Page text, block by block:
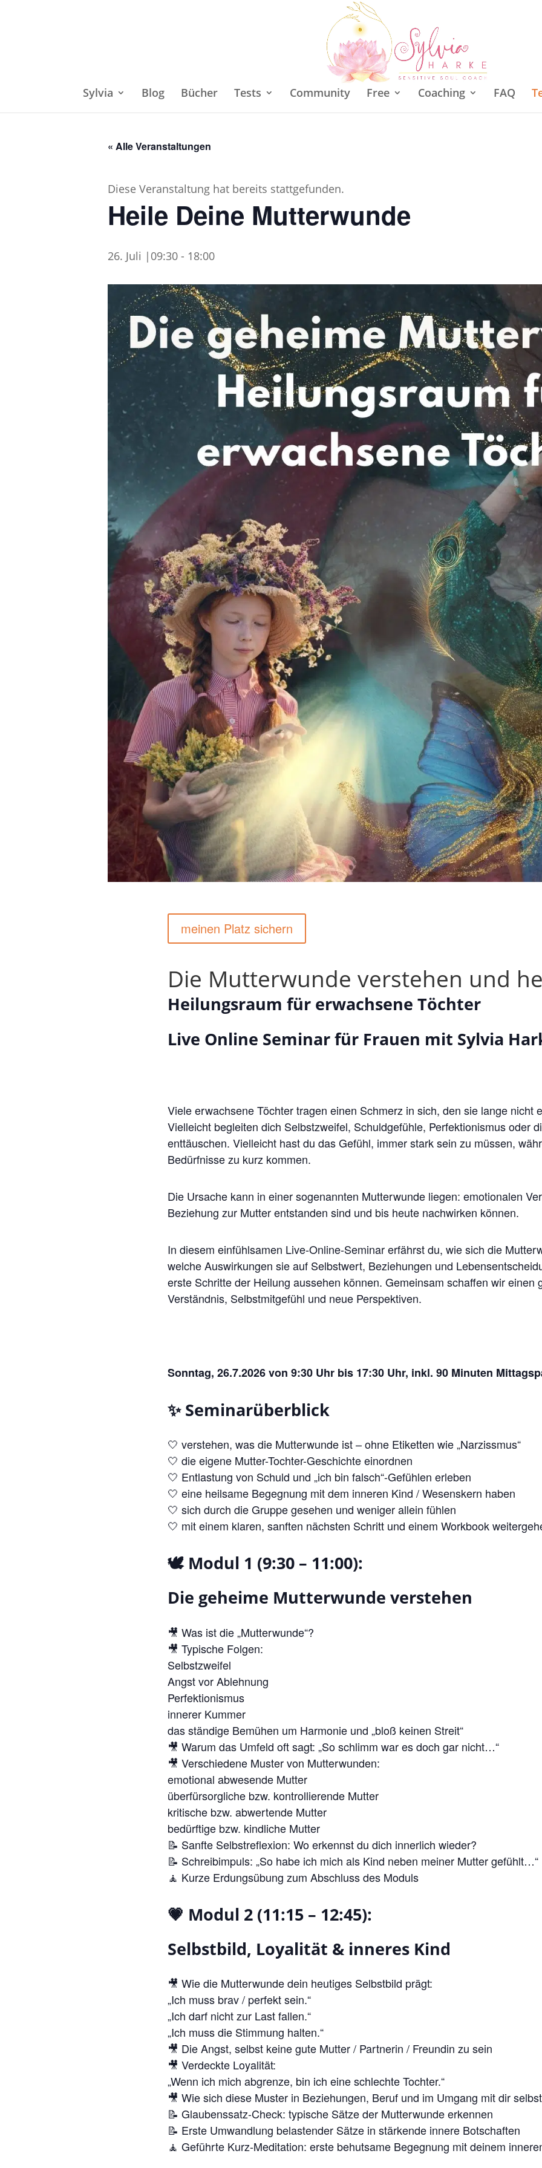
Sylvia Blog Bücher Tests Community Free Coaching FAQ
« Alle Veranstaltungen
Diese Veranstaltung hat bereits stattgefunden.
Heile Deine Mutterwunde
26. Juli |09:30 - 18:00
meinen Platz sichern
Die Mutterwunde verstehen und
Heilungsraum für erwachsene Töchter
Live Online Seminar für Frauen mit Sylvia
Viele erwachsene Töchter tragen einen Schmerz in sich, den sie lange nicht
Vielleicht begleiten dich Selbstzweifel, Schuldgefühle, Perfektionismus oder
enttäuschen. Vielleicht hast du das Gefühl, immer stark sein zu müssen,
Bedürfnisse zu kurz kommen.
Die Ursache kann in einer sogenannten Mutterwunde liegen: emotionalen
Beziehung zur Mutter entstanden sind und bis heute nachwirken können.
In diesem einfühlsamen Live-Online-Seminar erfährst du, wie sich die
welche Auswirkungen sie auf Selbstwert, Beziehungen und
erste Schritte der Heilung aussehen können. Gemeinsam schaffen wir einen
Verständnis, Selbstmitgefühl und neue Perspektiven.
Sonntag, 26.7.2026 von 9:30 Uhr bis 17:30 Uhr, inkl. 90 Minuten
✨ Seminarüberblick
🤍 verstehen, was die Mutterwunde ist – ohne Etiketten wie „Narzissmus“
🤍 die eigene Mutter-Tochter-Geschichte einordnen
🤍 Entlastung von Schuld und „ich bin falsch“-Gefühlen erleben
🤍 eine heilsame Begegnung mit dem inneren Kind / Wesenskern haben
🤍 sich durch die Gruppe gesehen und weniger allein fühlen
🤍 mit einem klaren, sanften nächsten Schritt und einem Workbook
🕊️ Modul 1 (9:30 – 11:00):
Die geheime Mutterwunde verstehen
🎥 Was ist die „Mutterwunde“?
🎥 Typische Folgen:
Selbstzweifel
Angst vor Ablehnung
Perfektionismus
innerer Kummer
das ständige Bemühen um Harmonie und „bloß keinen Streit“
🎥 Warum das Umfeld oft sagt: „So schlimm war es doch gar nicht…“
🎥 Verschiedene Muster von Mutterwunden:
emotional abwesende Mutter
überfürsorgliche bzw. kontrollierende Mutter
kritische bzw. abwertende Mutter
bedürftige bzw. kindliche Mutter
📝 Sanfte Selbstreflexion: Wo erkennst du dich innerlich wieder?
📝 Schreibimpuls: „So habe ich mich als Kind neben meiner Mutter gefühlt…“
🧘 Kurze Erdungsübung zum Abschluss des Moduls
💗 Modul 2 (11:15 – 12:45):
Selbstbild, Loyalität & inneres Kind
🎥 Wie die Mutterwunde dein heutiges Selbstbild prägt:
„Ich muss brav / perfekt sein.“
„Ich darf nicht zur Last fallen.“
„Ich muss die Stimmung halten.“
🎥 Die Angst, selbst keine gute Mutter / Partnerin / Freundin zu sein
🎥 Verdeckte Loyalität:
„Wenn ich mich abgrenze, bin ich eine schlechte Tochter.“
🎥 Wie sich diese Muster in Beziehungen, Beruf und im Umgang mit dir
📝 Glaubenssatz-Check: typische Sätze der Mutterwunde erkennen
📝 Erste Umwandlung belastender Sätze in stärkende innere Botschaften
🧘 Geführte Kurz-Meditation: erste behutsame Begegnung mit deinem